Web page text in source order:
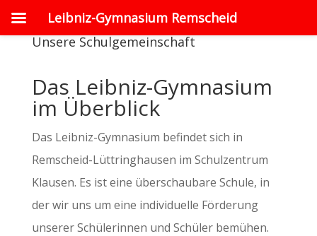
Unsere Schulgemeinschaft
Das Leibniz-Gymnasium
im Überblick
Das Leibniz-Gymnasium befindet sich in
Remscheid-Lüttringhausen im Schulzentrum
Klausen. Es ist eine überschaubare Schule, in
der wir uns um eine individuelle Förderung
unserer Schülerinnen und Schüler bemühen.
Leibniz-Gymnasium Remscheid